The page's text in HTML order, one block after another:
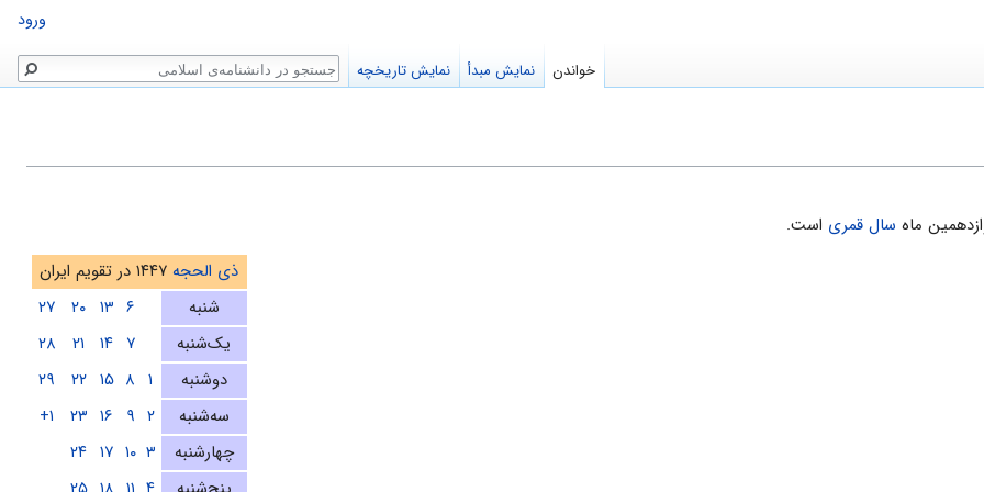
ماه سال قمری است.
ذی الحجه۱۴۴۷ در تقویم ایران
شنبه
۶ ۱۳ ۲۰
۲۷
یک‌شنبه
۷ ۱۴ ۲۱
۲۸
دوشنبه
۱ ۸ ۱۵ ۲۲
۲۹
سه‌شنبه
۲ ۹ ۱۶ ۲۳
۱+
چهارشنبه
۳ ۱۰ ۱۷ ۲۴
ورود
خواندن نمایش مبدأ نمایش تاریخچه جستجو